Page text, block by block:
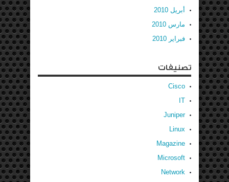
أبريل 2010
مارس 2010
فبراير 2010
تصنيفات
Cisco
IT
Juniper
Linux
Magazine
Microsoft
Network